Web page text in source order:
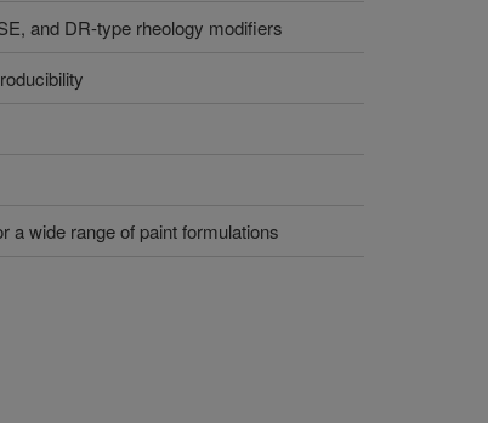
and DR-type rheology modifiers
a wide range of paint formulations